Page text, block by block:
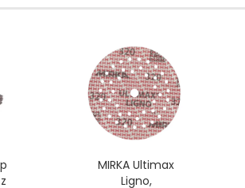
MIRKA Ultimax
Ligno,